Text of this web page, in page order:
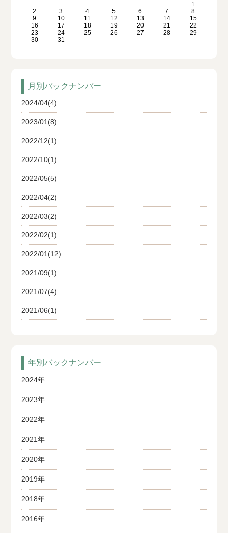
1
2
3 4 5 6 7
8
9
10 11 12 13 14
15
16
17 18 19 20 21
22
23
24 25 26 27 28
29
30
31
月別バックナンバー
2024/04(4)
2023/01(8)
2022/12(1)
2022/10(1)
2022/05(5)
2022/04(2)
2022/03(2)
2022/02(1)
2022/01(12)
2021/09(1)
2021/07(4)
2021/06(1)
年別バックナンバー
2024年
2023年
2022年
2021年
2020年
2019年
2018年
2016年